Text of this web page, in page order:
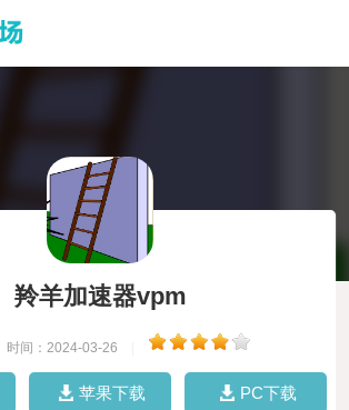
羚羊加速器vpm
时间：2024-03-26
苹果下载 PC下载